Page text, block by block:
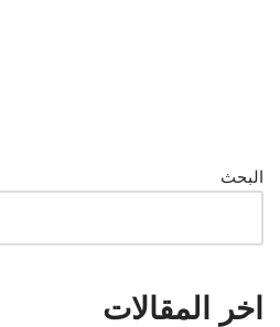
البحث
اخر المقالات